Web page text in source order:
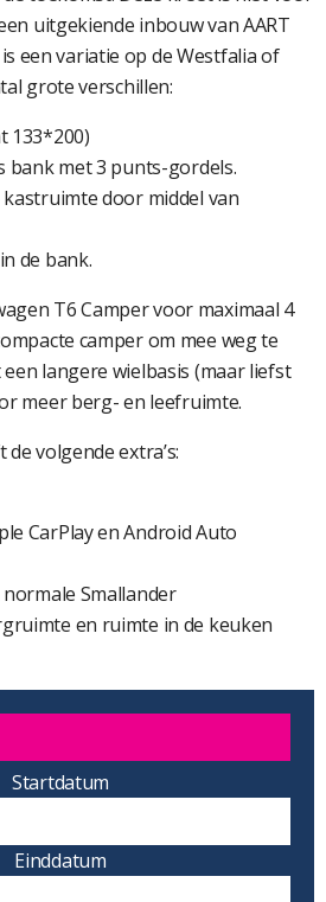
uitgekiende inbouw van AART
een variatie op de Westfalia of
grote verschillen:
133*200)
bank met 3 punts-gordels.
door middel van
de bank.
T6 Camper voor maximaal 4
camper om mee weg te
langere wielbasis (maar liefst
meer berg- en leefruimte.
volgende extra’s:
CarPlay en Android Auto
normale Smallander
en ruimte in de keuken
Startdatum
Einddatum